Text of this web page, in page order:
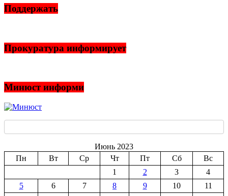
Поддержать
Прокуратура информирует
Минюст информи
Июнь 2023
Пн
Вт Ср Чт Пт Сб
Вс
1
2 3
4
5
6 7 8 9 10
11